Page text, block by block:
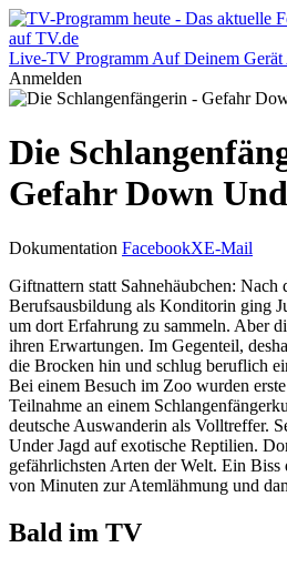
Live-TV Programm Auf Deinem Gerät
Anmelden
Die
Gefahr Down
Dokumentation FacebookXE-Mail
Giftnattern statt Sahnehäubchen: Nach
Berufsausbildung als Konditorin ging
um dort Erfahrung zu sammeln. Aber
ihren Erwartungen. Im Gegenteil,
die Brocken hin und schlug beruflich
Bei einem Besuch im Zoo wurden
Teilnahme an einem
deutsche Auswanderin als Volltreffer.
Under Jagd auf exotische Reptilien.
gefährlichsten Arten der Welt. Ein Biss
von Minuten zur Atemlähmung und
Bald im TV